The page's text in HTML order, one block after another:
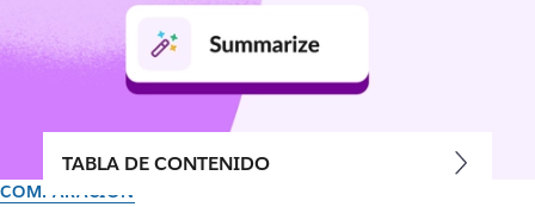
COMPARACIÓN
TABLA DE CONTENIDO